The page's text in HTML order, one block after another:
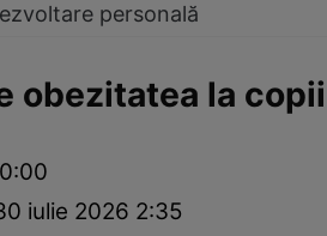
personală
obezitatea la copii
iulie 2026 2:35